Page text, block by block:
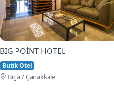
BIG POİNT HOTEL
Butik Otel
Bi̇ga / Çanakkale